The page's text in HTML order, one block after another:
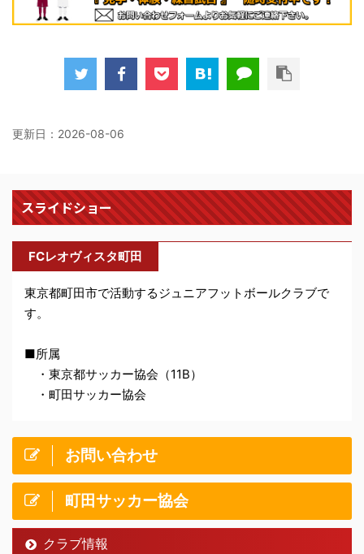
した。
2026.06.21LEOVISTA通信 07月号をUPしま
した。
2026.06.07
しました。
した。
2026.05.25試合結果(2.3.5.6学年)をUPしま
した。
2026.05.22
更新日： 2026-08-06
スライドショー
FCレオヴィスタ町田
東京都町田市で活動するジュニアフットボールクラブで
す。
■所属
・東京都サッカー協会（11B）
・町田サッカー協会
お問い合わせ
町田サッカー協会
クラブ情報